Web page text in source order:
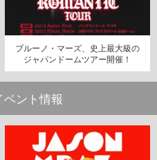
ブルーノ・マーズ、史上最大級の
ジャパンドームツアー開催！
ント情報